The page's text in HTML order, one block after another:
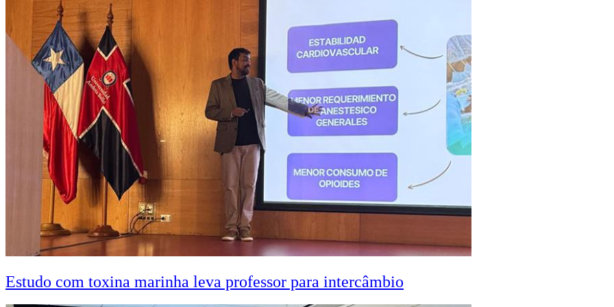
Estudo com toxina marinha leva professor para intercâmbio